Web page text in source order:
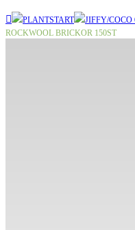
PLANTSTART JIFFY/
ROCKWOOL BRICKOR 150ST